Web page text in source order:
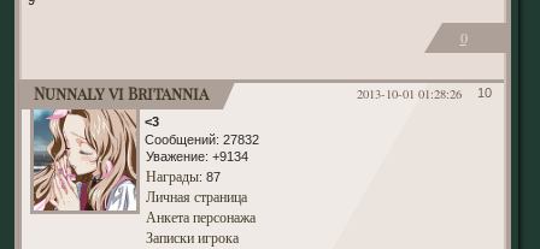
0
10
2013-10-01 01:28:26
Nunnaly vi Britannia
<3
Сообщений: 27832
Уважение: +9134
Награды: 87
Личная страница
Анкета персонажа
Записки игрока